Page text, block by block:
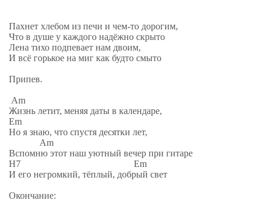
Пахнет хлебом из печи и чем-то дорогим,
Что в душе у каждого надёжно скрыто
Лена тихо подпевает нам двоим,
И всё горькое на миг как будто смыто
Припев.
Am
Жизнь летит, меняя даты в календаре,
Em
Но я знаю, что спустя десятки лет,
Am
Вспомню этот наш уютный вечер при гитаре
H7 Em
И его негромкий, тёплый, добрый свет
Окончание: